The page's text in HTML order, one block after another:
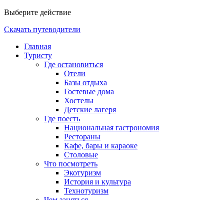
Выберите действие
Скачать путеводители
Главная
Туристу
Где остановиться
Отели
Базы отдыха
Гостевые дома
Хостелы
Детские лагеря
Где поесть
Национальная гастрономия
Рестораны
Кафе, бары и караоке
Столовые
Что посмотреть
Экотуризм
История и культура
Технотуризм